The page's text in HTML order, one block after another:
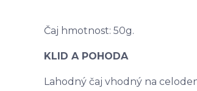
Čaj hmotnost: 50g.
KLID A POHODA
Lahodný čaj vhodný na